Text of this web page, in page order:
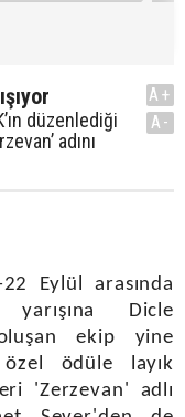
düzenlediği
adını
A+
A-
Eylül arasında
Dicle
ekip yine
özel ödüle layık
'Zerzevan' adlı